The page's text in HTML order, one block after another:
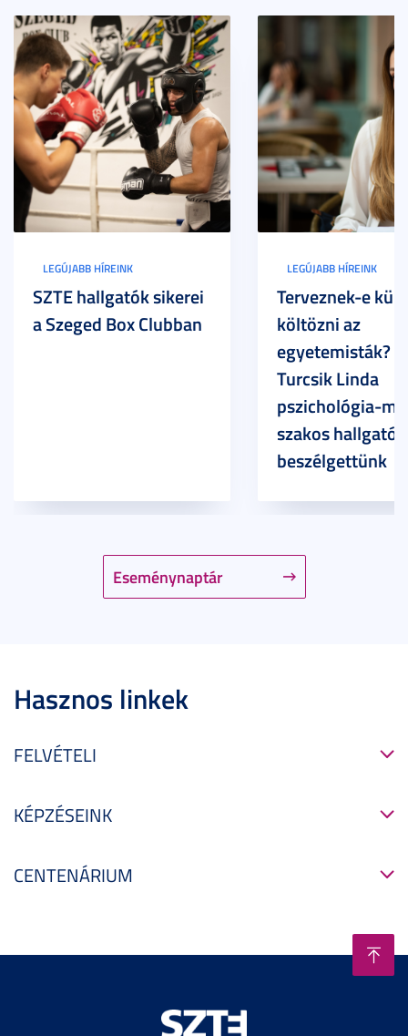
Eseménynaptár
LEGÚJABB HÍREINK
SZTE hallgatók sikerei
a Szeged Box Clubban
LEGÚJABB HÍREINK
Terveznek-e
költözni az
egyetemisták? –
Turcsik Linda
pszichológia-
szakos
beszélgettünk
Hasznos linkek
FELVÉTELI
KÉPZÉSEINK
CENTENÁRIUM